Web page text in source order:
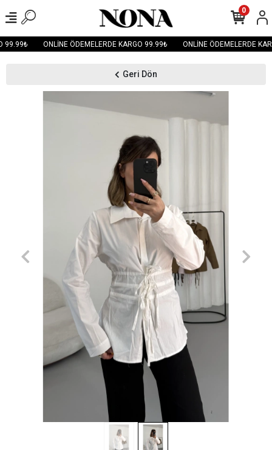
99.99₺ ONLİNE ÖDEMELERDE KARGO 99.99₺ ONLİNE ÖDEMELERDE
0
Geri Dön